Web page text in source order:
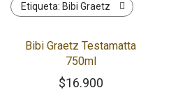
Etiqueta: Bibi Graetz
Bibi Graetz Testamatta
750ml
$16.900